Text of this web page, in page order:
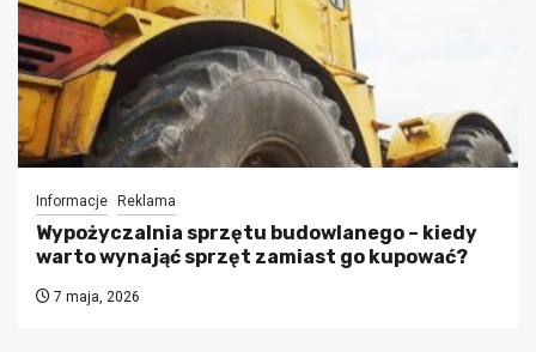
Informacje Reklama
Wypożyczalnia sprzętu budowlanego – kiedy
warto wynająć sprzęt zamiast go kupować?
7 maja, 2026